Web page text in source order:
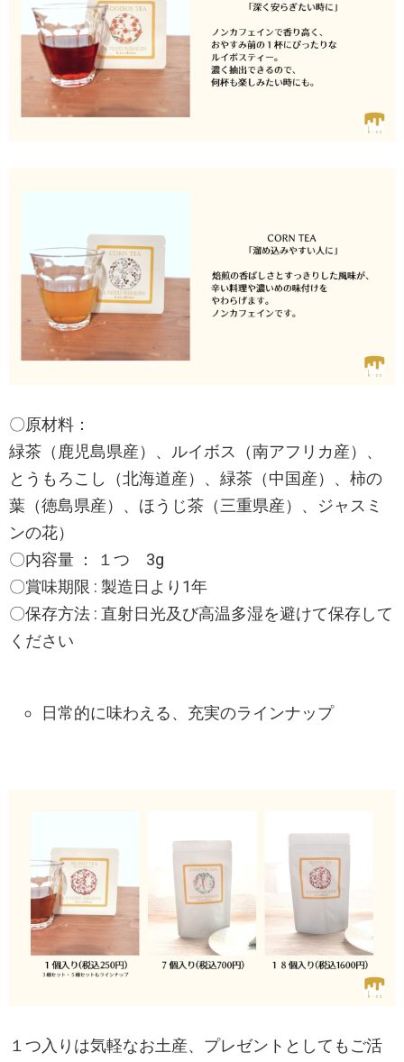
〇原材料：
緑茶（鹿児島県産）、ルイボス（南アフリカ産）、
とうもろこし（北海道産）、緑茶（中国産）、柿の
葉（徳島県産）、ほうじ茶（三重県産）、ジャスミ
ンの花）
〇内容量 ： １つ 3g
〇賞味期限 : 製造日より1年
〇保存方法 : 直射日光及び高温多湿を避けて保存して
ください
日常的に味わえる、充実のラインナップ
１つ入りは気軽なお土産、プレゼントとしてもご活